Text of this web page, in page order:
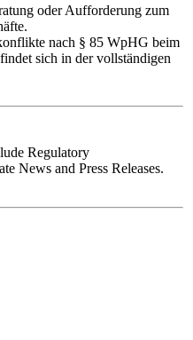
oder Aufforderung zum
nach § 85 WpHG beim
sich in der vollständigen
Regulatory
News and Press Releases.